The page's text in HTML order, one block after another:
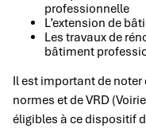
professionnelle
L’extension de
Les travaux de
bâtiment
Il est important de
normes et de VRD
éligibles à ce dispositif